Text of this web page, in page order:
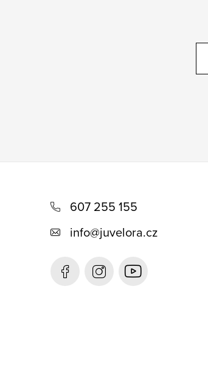
607 255 155
info@juvelora.cz